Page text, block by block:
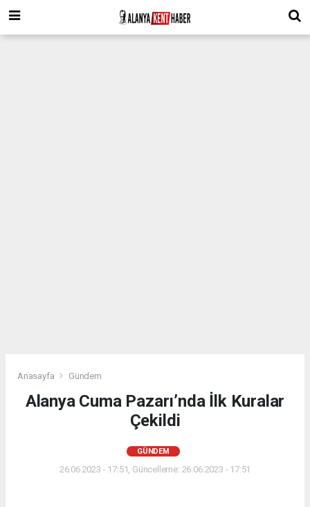
Anasayfa Gündem
Alanya Cuma Pazarı’nda İlk Kuralar
Çekildi
GÜNDEM
26.06.2023 - 17:51, Güncelleme: 26.06.2023 - 17:51